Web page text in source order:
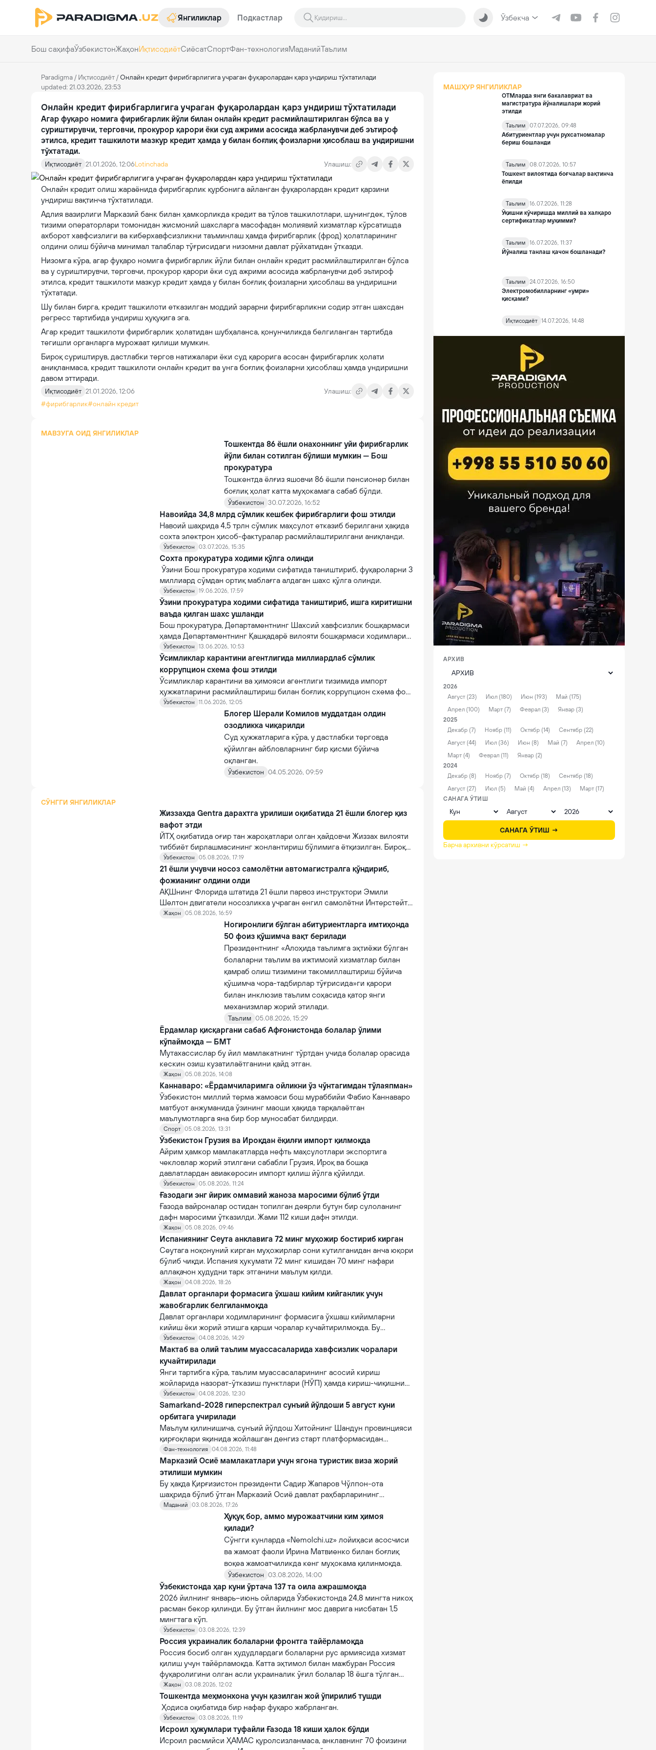
Янгиликлар Подкастлар Ўзбекча
Бош саҳифаЎзбекистонЖаҳонИқтисодиётСиёсатСпортФан-технологияМаданийТаълим
Paradigma / Иқтисодиёт /Онлайн кредит фирибгарлигига учраган фуқаролардан қарз ундириш тўхтатилади
updated: 21.03.2026, 23:53
Онлайн кредит фирибгарлигига учраган фуқаролардан қарз ундириш тўхтатилади
Агар фуқаро номига фирибгарлик йўли билан онлайн кредит расмийлаштирилган бўлса ва у
суриштирувчи, терговчи, прокурор қарори ёки суд ажрими асосида жабрланувчи деб эътироф
этилса, кредит ташкилоти мазкур кредит ҳамда у билан боғлиқ фоизларни ҳисоблаш ва ундиришни
тўхтатади.
Иқтисодиёт 21.01.2026, 12:06Lotinchada Улашиш:
Онлайн кредит олиш жараёнида фирибгарлик қурбонига айланган фуқаролардан кредит қарзини
ундириш вақтинча тўхтатилади.
Адлия вазирлиги Марказий банк билан ҳамкорликда кредит ва тўлов ташкилотлари, шунингдек, тўлов
тизими операторлари томонидан жисмоний шахсларга масофадан молиявий хизматлар кўрсатишда
ахборот хавфсизлиги ва киберхавфсизликни таъминлаш ҳамда фирибгарлик (фрод) ҳолатларининг
олдини олиш бўйича минимал талаблар тўғрисидаги низомни давлат рўйхатидан ўтказди.
Низомга кўра, агар фуқаро номига фирибгарлик йўли билан онлайн кредит расмийлаштирилган бўлса
ва у суриштирувчи, терговчи, прокурор қарори ёки суд ажрими асосида жабрланувчи деб эътироф
этилса, кредит ташкилоти мазкур кредит ҳамда у билан боғлиқ фоизларни ҳисоблаш ва ундиришни
тўхтатади.
Шу билан бирга, кредит ташкилоти етказилган моддий зарарни фирибгарликни содир этган шахсдан
регресс тартибида ундириш ҳуқуқига эга.
Агар кредит ташкилоти фирибгарлик ҳолатидан шубҳаланса, қонунчиликда белгиланган тартибда
тегишли органларга мурожаат қилиши мумкин.
Бироқ суриштирув, дастлабки тергов натижалари ёки суд қарорига асосан фирибгарлик ҳолати
аниқланмаса, кредит ташкилоти онлайн кредит ва унга боғлиқ фоизларни ҳисоблаш ҳамда ундиришни
давом эттиради.
Иқтисодиёт 21.01.2026, 12:06
Улашиш:
#фирибгарлик#онлайн кредит
МАВЗУГА ОИД ЯНГИЛИКЛАР
Тошкентда 86 ёшли онахоннинг уйи фирибгарлик
йўли билан сотилган бўлиши мумкин — Бош
прокуратура
Тошкентда ёлғиз яшовчи 86 ёшли пенсионер билан
боғлиқ ҳолат катта муҳокамага сабаб бўлди.
Ўзбекистон 30.07.2026, 16:52
Навоийда 34,8 млрд сўмлик кешбек фирибгарлиги фош этилди
Навоий шаҳрида 4,5 трлн сўмлик маҳсулот етказиб берилгани ҳақида
сохта электрон ҳисоб-фактуралар расмийлаштирилгани аниқланди.
Ўзбекистон 03.07.2026, 15:35
Сохта прокуратура ходими қўлга олинди
Ўзини Бош прокуратура ходими сифатида таништириб, фуқароларни 3
миллиард сўмдан ортиқ маблағга алдаган шахс қўлга олинди.
Ўзбекистон 19.06.2026, 17:59
Ўзини прокуратура ходими сифатида таништириб, ишга киритишни
ваъда қилган шахс ушланди
Бош прокуратура, Департаментнинг Шахсий хавфсизлик бошқармаси
ҳамда Департаментнинг Қашқадарё вилояти бошқармаси ходимлари
томонидан ўтказилган тезкор тадбирда фирибгарликка алоқадор шахс
ушланди.
Ўзбекистон 13.06.2026, 10:53
Ўсимликлар карантини агентлигида миллиардлаб сўмлик
коррупцион схема фош этилди
Ўсимликлар карантини ва ҳимояси агентлиги тизимида импорт
ҳужжатларини расмийлаштириш билан боғлиқ коррупцион схема фош
этилди.
Ўзбекистон 11.06.2026, 12:05
Блогер Шерали Комилов муддатдан олдин
озодликка чиқарилди
Суд ҳужжатларига кўра, у дастлабки терговда
қўйилган айбловларнинг бир қисми бўйича
оқланган.
Ўзбекистон 04.05.2026, 09:59
СЎНГГИ ЯНГИЛИКЛАР
Жиззахда Gentra дарахтга урилиши оқибатида 21 ёшли блогер қиз
вафот этди
ЙТҲ оқибатида оғир тан жароҳатлари олган ҳайдовчи Жиззах вилояти
тиббиёт бирлашмасининг жонлантириш бўлимига ётқизилган. Бироқ
шифокорлар томонидан кўрсатилган тиббий муолажаларга
қарамасдан, у вафот этган.
Ўзбекистон 05.08.2026, 17:19
21 ёшли учувчи носоз самолётни автомагистралга қўндириб,
фожианинг олдини олди
АҚШнинг Флорида штатида 21 ёшли парвоз инструктори Эмили
Шелтон двигатели носозликка учраган енгил самолётни Интерстейт
10 автомагистралига муваффақиятли қўндириб, эҳтимолий йирик
фожианинг олдини олди.
Жаҳон 05.08.2026, 16:59
Ногиронлиги бўлган абитуриентларга имтиҳонда
50 фоиз қўшимча вақт берилади
Президентнинг «Алоҳида таълимга эҳтиёжи бўлган
болаларни таълим ва ижтимоий хизматлар билан
қамраб олиш тизимини такомиллаштириш бўйича
қўшимча чора-тадбирлар тўғрисида»ги қарори
билан инклюзив таълим соҳасида қатор янги
механизмлар жорий этилади.
Таълим 05.08.2026, 15:29
Ёрдамлар қисқаргани сабаб Афғонистонда болалар ўлими
кўпаймоқда — БМТ
Мутахассислар бу йил мамлакатнинг тўртдан учида болалар орасида
кескин озиш кузатилаётганини қайд этган.
Жаҳон 05.08.2026, 14:08
Каннаваро: «Ёрдамчиларимга ойликни ўз чўнтагимдан тўлаяпман»
Ўзбекистон миллий терма жамоаси бош мураббийи Фабио Каннаваро
матбуот анжуманида ўзининг маоши ҳақида тарқалаётган
маълумотларга яна бир бор муносабат билдирди.
Спорт 05.08.2026, 13:31
Ўзбекистон Грузия ва Ироқдан ёқилғи импорт қилмоқда
Айрим ҳамкор мамлакатларда нефть маҳсулотлари экспортига
чекловлар жорий этилгани сабабли Грузия, Ироқ ва бошқа
давлатлардан авиакеросин импорт қилиш йўлга қўйилди.
Ўзбекистон 05.08.2026, 11:24
Ғазодаги энг йирик оммавий жаноза маросими бўлиб ўтди
Ғазода вайроналар остидан топилган деярли бутун бир сулоланинг
дафн маросими ўтказилди. Жами 112 киши дафн этилди.
Жаҳон 05.08.2026, 09:46
Испаниянинг Сеута анклавига 72 минг муҳожир бостириб кирган
Сеутага ноқонуний кирган муҳожирлар сони кутилганидан анча юқори
бўлиб чиқди. Испания ҳукумати 72 минг кишидан 70 минг нафари
аллақачон ҳудудни тарк этганини маълум қилди.
Жаҳон 04.08.2026, 18:26
Давлат органлари формасига ўхшаш кийим кийганлик учун
жавобгарлик белгиланмоқда
Давлат органлари ходимларининг формасига ўхшаш кийимларни
кийиш ёки жорий этишга қарши чоралар кучайтирилмоқда. Бу
фуқароларни чалғитиш ва давлат органлари номидан ишончнинг
суиистеъмол қилинишини олдини олишга қаратилган.
Ўзбекистон 04.08.2026, 14:29
Мактаб ва олий таълим муассасаларида хавфсизлик чоралари
кучайтирилади
Янги тартибга кўра, таълим муассасаларининг асосий кириш
жойларида назорат-ўтказиш пунктлари (НЎП) ҳамда кириш-чиқишни
назорат қилувчи электрон тизимлар ўрнатилади.
Ўзбекистон 04.08.2026, 12:30
Samarkand-2028 гиперспектрал сунъий йўлдоши 5 август куни
орбитага учирилади
Маълум қилинишича, сунъий йўлдош Хитойнинг Шандун провинцияси
қирғоқлари яқинида жойлашган денгиз старт платформасидан
STAR.VISION компанияси томонидан Lampung-1 йўлдоши билан бирга
фазога учирилади.
Фан-технология 04.08.2026, 11:48
Марказий Осиё мамлакатлари учун ягона туристик виза жорий
этилиши мумкин
Бу ҳақда Қирғизистон президенти Садир Жапаров Чўлпон-ота
шаҳрида бўлиб ўтган Марказий Осиё давлат раҳбарларининг
норасмий учрашувида маълум қилди.
Маданий 03.08.2026, 17:26
Ҳуқуқ бор, аммо мурожаатчини ким ҳимоя
қилади?
Сўнгги кунларда «Nemolchi.uz» лойиҳаси асосчиси
ва жамоат фаоли Ирина Матвиенко билан боғлиқ
воқеа жамоатчиликда кенг муҳокама қилинмоқда.
Ўзбекистон 03.08.2026, 14:00
Ўзбекистонда ҳар куни ўртача 137 та оила ажрашмоқда
2026 йилнинг январь–июнь ойларида Ўзбекистонда 24,8 мингта никоҳ
расман бекор қилинди. Бу ўтган йилнинг мос даврига нисбатан 1,5
мингтага кўп.
Ўзбекистон 03.08.2026, 12:39
Россия украиналик болаларни фронтга тайёрламоқда
Россия босиб олган ҳудудлардаги болаларни рус армиясида хизмат
қилиш учун тайёрламоқда. Катта эҳтимол билан мажбуран Россия
фуқаролигини олган асли украиналик ўғил болалар 18 ёшга тўлган
заҳоти ҳарбий хизматга чақирилади.
Жаҳон 03.08.2026, 12:02
Тошкентда меҳмонхона учун қазилган жой ўпирилиб тушди
Ҳодиса оқибатида бир нафар фуқаро жабрланган.
Ўзбекистон 03.08.2026, 11:19
Исроил ҳужумлари туфайли Ғазода 18 киши ҳалок бўлди
Исроил расмийси ҲАМАС қуролсизланмаса, анклавнинг 70 фоизини
МАШҲУР ЯНГИЛИКЛАР
ОТМларда янги бакалавриат ва
магистратура йўналишлари жорий
этилди
Таълим
07.07.2026, 09:48
Абитуриентлар учун рухсатномалар
бериш бошланди
Таълим
08.07.2026, 10:57
Тошкент вилоятида боғчалар вақтинча
ёпилди
Таълим
16.07.2026, 11:28
Ўқишни кўчиришда миллий ва халқаро
сертификатлар муҳимми?
Таълим
16.07.2026, 11:37
Йўналиш танлаш қачон бошланади?
Таълим
24.07.2026, 16:50
Электромобилларнинг «умри»
қисқами?
Иқтисодиёт 14.07.2026, 14:48
АРХИВ
2026
Август (23)
Июл (180) Июн (193)
Май (175)
Апрел (100)
Март (7) Феврал (3)
Январ (3)
2025
Декабр (7)
Ноябр (11) Октябр (14)
Сентябр (22)
Август (44)
Июл (36) Июн (8) Май (7)
Апрел (10)
Март (4)
Феврал (11)
Январ (2)
2024
Декабр (8)
Ноябр (7) Октябр (18)
Сентябр (18)
Август (27)
Июл (5) Май (4) Апрел (13)
Март (17)
САНАГА ЎТИШ
САНАГА ЎТИШ →
Барча архивни кўрсатиш →